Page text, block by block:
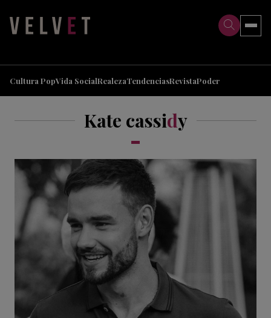
Cultura PopVida SocialRealezaTendenciasRevistaPoder
Kate cassidy